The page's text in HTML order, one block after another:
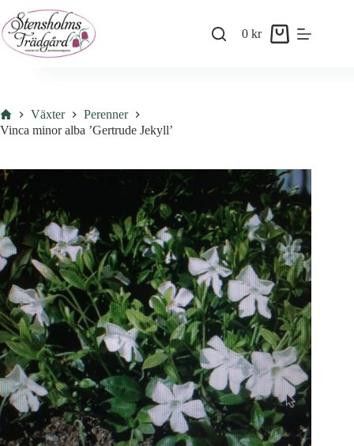
to
content
Shopping
0kr
HemVäxter
Perenner
Vinca minor alba ’Gertrude Jekyll’